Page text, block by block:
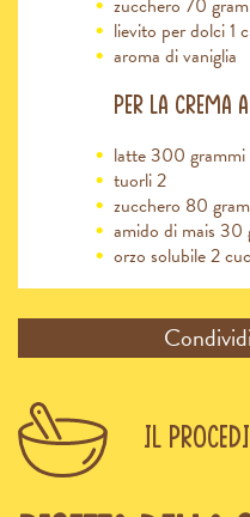
Il
zucchero 70
lievito per dolci 1
aroma di vaniglia
Per la crema
latte 300 grammi
tuorli 2
zucchero 80
amido di mais 30
orzo solubile 2